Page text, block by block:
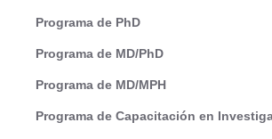
Programa de PhD
Programa de MD/PhD
Programa de MD/MPH
Programa de Capacitación en